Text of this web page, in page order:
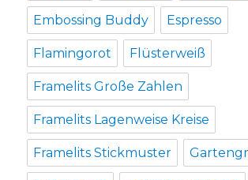
Embossing Buddy Espresso
Flamingorot Flüsterweiß
Framelits Große Zahlen
Framelits Lagenweise Kreise
Framelits Stickmuster